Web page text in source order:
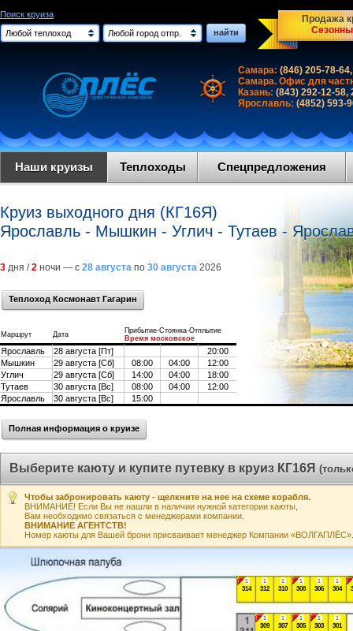
Поиск круиза
Любой теплоход
Любой город отпр. найти
Продажа
Самара: (846) 205-78-
Самара. Офис для
Казань: (843) 292-12-58,
Ярославль: (4852) 593-
Наши круизы Теплоходы Спецпредложения
Круиз выходного дня (КГ16Я)
Ярославль - Мышкин - Углич - Тутаев -
3 дня /2 ночи — с 28 августа по 30 августа 2026
Теплоход Космонавт Гагарин
Маршрут Дата
Прибытие-Стоянка-Отплытие
Время московское
Ярославль 28 августа [Пт]
20:00
Мышкин
29 августа [Сб] 08:00 04:00
12:00
Углич
29 августа [Сб] 14:00 04:00
18:00
Тутаев
30 августа [Вс] 08:00 04:00
12:00
Ярославль
30 августа [Вс] 15:00
Полная информация о круизе
Выберите каюту и купите путевку в круиз КГ16Я
Чтобы забронировать каюту - щелкните на нее на схеме корабля.
ВНИМАНИЕ! Если Вы не нашли в наличии нужной категории каюты,
Вам необходимо связаться с менеджерами компании.
ВНИМАНИЕ АГЕНТСТВ!
Номер каюты для Вашей брони присваивает менеджер Компании «ВОЛГАПЛЁС».
1
301
1
303
1
304
1
305
1
306
1
307
1
308
1
309
1
310
1
312
1
314